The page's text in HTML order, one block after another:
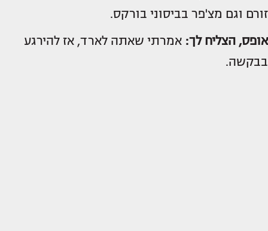
זורם וגם מצ'פר בביסוני בורקס.
אופס, הצליח לך: אמרתי שאתה לארד, אז להירגע
בבקשה.